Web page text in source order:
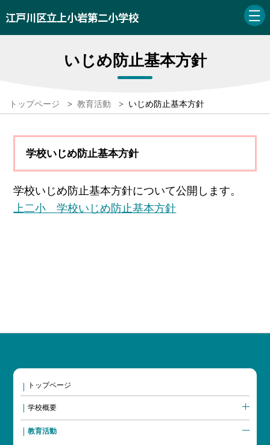
江戸川区立上小岩第二小学校
いじめ防止基本方針
トップページ > 教育活動 > いじめ防止基本方針
学校いじめ防止基本方針
学校いじめ防止基本方針について公開します。
上二小 学校いじめ防止基本方針
トップページ
学校概要
教育活動